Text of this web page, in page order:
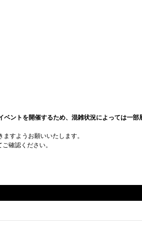
ントを開催するため、混雑状況によっては一部
すようお願いいたします。
確認ください。